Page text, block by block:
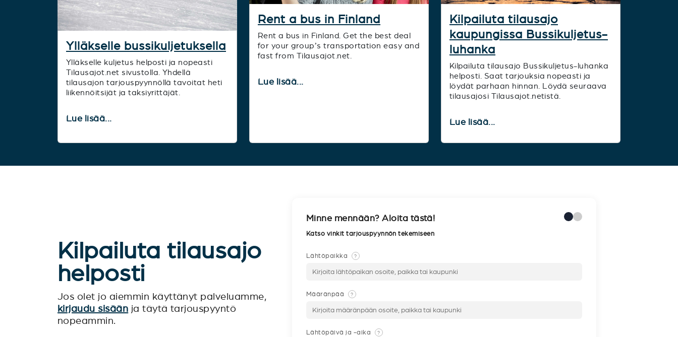
Ylläkselle bussikuljetuksella
Ylläkselle kuljetus helposti ja nopeasti
Tilausajot.net sivustolla. Yhdellä
tilausajon tarjouspyynnöllä tavoitat heti
liikennöitsijät ja taksiyrittäjät.
Lue lisää...
Rent a bus in Finland
Rent a bus in Finland. Get the best deal
for your group’s transportation easy and
fast from Tilausajot.net.
Lue lisää...
Kilpailuta tilausajo
kaupungissa Bussikuljetus-
luhanka
Kilpailuta tilausajo Bussikuljetus-luhanka
helposti. Saat tarjouksia nopeasti ja
löydät parhaan hinnan. Löydä seuraava
tilausajosi Tilausajot.netistä.
Lue lisää...
Kilpailuta tilausajo
helposti
Jos olet jo aiemmin käyttänyt palveluamme,
kirjaudu sisään ja täytä tarjouspyyntö
nopeammin.
Minne mennään? Aloita tästä!
Katso vinkit tarjouspyynnön tekemiseen
Lähtöpaikka ?
Määränpää ?
Lähtöpäivä ja -aika ?